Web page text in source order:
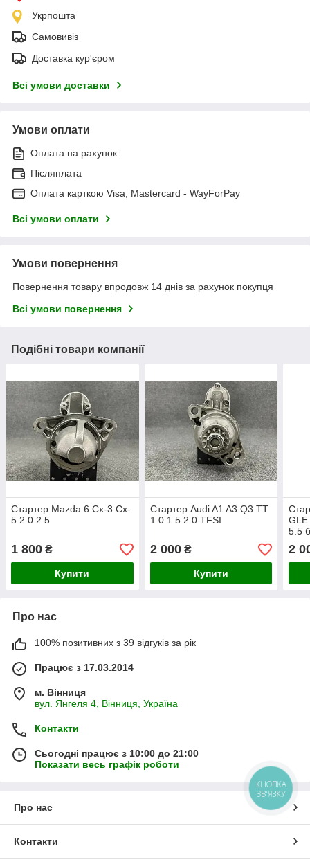
Укрпошта
Самовивіз
Доставка кур'єром
Всі умови доставки
Умови оплати
Оплата на рахунок
Післяплата
Оплата карткою Visa, Mastercard - WayForPay
Всі умови оплати
Умови повернення
Повернення товару впродовж 14 днів за рахунок покупця
Всі умови повернення
Подібні товари компанії
Стартер Mazda 6 Cx-3 Cx-
5 2.0 2.5
1 800 ₴
Купити
Стартер Audi A1 A3 Q3 TT
1.0 1.5 2.0 TFSI
2 000₴
Купити
5.5
2
Про нас
100% позитивних з 39 відгуків за рік
Працює з 17.03.2014
м. Вінниця
вул. Янгеля 4, Вінниця, Україна
Контакти
Сьогодні працює з 10:00 до 21:00
Показати весь графік роботи
Про нас
Контакти
КНОПКА
ЗВ'ЯЗКУ